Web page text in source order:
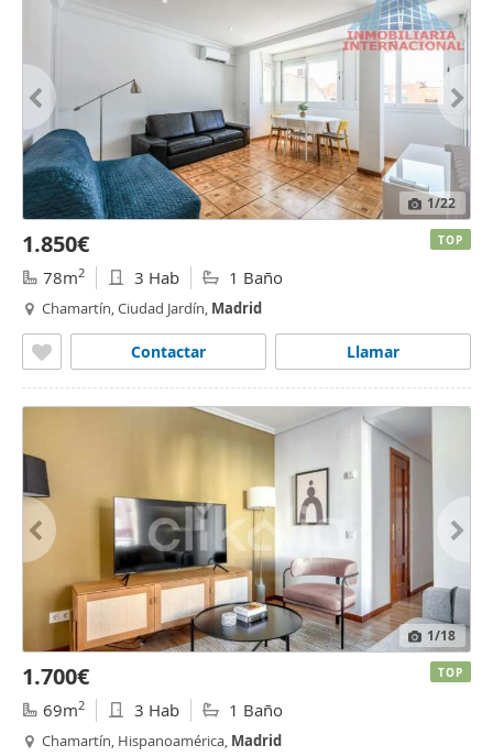
1/22
1.850€
78m2 3 Hab 1 Baño
Chamartín, Ciudad Jardín, Madrid
Llamar
Contactar
TOP
1/18
1.700€
69m2 3 Hab 1 Baño
Chamartín, Hispanoamérica, Madrid
TOP